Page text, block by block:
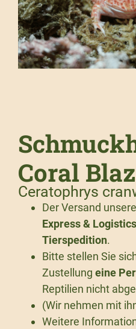
Coral
Ceratophrys
Der Versand
Express & Logistics
Tierspedition.
Bitte stellen Sie
Zustellung eine
Reptilien nicht
(Wir nehmen mit
Weitere